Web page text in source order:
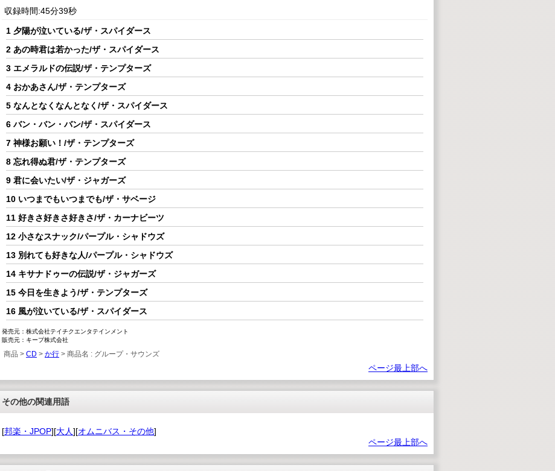
収録時間:45分39秒
1 夕陽が泣いている/ザ・スパイダース
2 あの時君は若かった/ザ・スパイダース
3 エメラルドの伝説/ザ・テンプターズ
4 おかあさん/ザ・テンプターズ
5 なんとなくなんとなく/ザ・スパイダース
6 バン・バン・バン/ザ・スパイダース
7 神様お願い！/ザ・テンプターズ
8 忘れ得ぬ君/ザ・テンプターズ
9 君に会いたい/ザ・ジャガーズ
10 いつまでもいつまでも/ザ・サベージ
11 好きさ好きさ好きさ/ザ・カーナビーツ
12 小さなスナック/パープル・シャドウズ
13 別れても好きな人/パープル・シャドウズ
14 キサナドゥーの伝説/ザ・ジャガーズ
15 今日を生きよう/ザ・テンプターズ
16 風が泣いている/ザ・スパイダース
発売元：株式会社テイチクエンタテインメント
販売元：キープ株式会社
商品 > CD > か行 > 商品名 : グループ・サウンズ
ページ最上部へ
その他の関連用語
[邦楽・JPOP][大人][オムニバス・その他]
ページ最上部へ